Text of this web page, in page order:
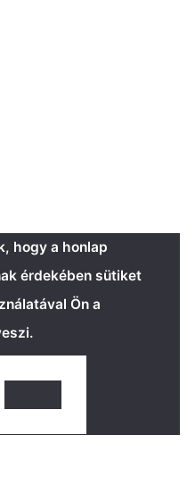
hogy a honlap
érdekében sütiket
Ön a